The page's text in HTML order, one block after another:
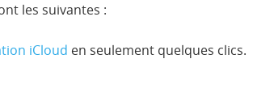
les suivantes :
iCloud en seulement quelques clics.